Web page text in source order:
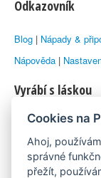
Odkazovník
Blog | Nápady &
Nápověda |
Vyrábí s láskou
© 2010–2026 by
Máme rádi
Cookies na
Ahoj,
správné
přežít,